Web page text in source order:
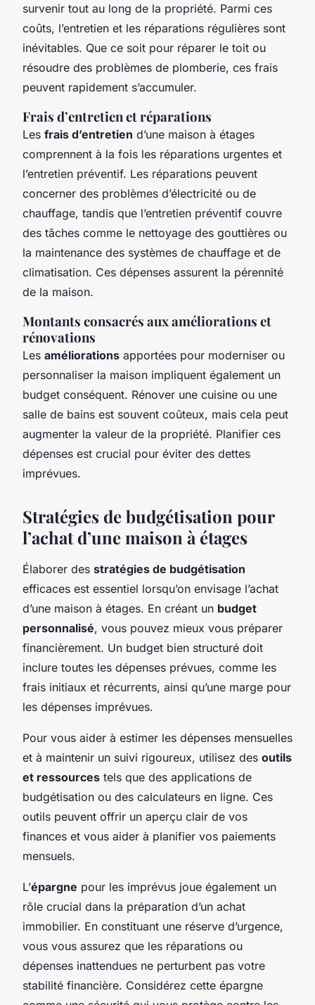
survenir tout au long de la propriété. Parmi ces
coûts, l’entretien et les réparations régulières sont
inévitables. Que ce soit pour réparer le toit ou
résoudre des problèmes de plomberie, ces frais
peuvent rapidement s’accumuler.
Frais d’entretien et réparations
Les frais d’entretien d’une maison à étages
comprennent à la fois les réparations urgentes et
l’entretien préventif. Les réparations peuvent
concerner des problèmes d’électricité ou de
chauffage, tandis que l’entretien préventif couvre
des tâches comme le nettoyage des gouttières ou
la maintenance des systèmes de chauffage et de
climatisation. Ces dépenses assurent la pérennité
de la maison.
Montants consacrés aux améliorations et
rénovations
Les améliorations apportées pour moderniser ou
personnaliser la maison impliquent également un
budget conséquent. Rénover une cuisine ou une
salle de bains est souvent coûteux, mais cela peut
augmenter la valeur de la propriété. Planifier ces
dépenses est crucial pour éviter des dettes
imprévues.
Stratégies de budgétisation pour
l’achat d’une maison à étages
Élaborer des stratégies de budgétisation
efficaces est essentiel lorsqu’on envisage l’achat
d’une maison à étages. En créant un budget
personnalisé, vous pouvez mieux vous préparer
financièrement. Un budget bien structuré doit
inclure toutes les dépenses prévues, comme les
frais initiaux et récurrents, ainsi qu’une marge pour
les dépenses imprévues.
Pour vous aider à estimer les dépenses mensuelles
et à maintenir un suivi rigoureux, utilisez des outils
et ressources tels que des applications de
budgétisation ou des calculateurs en ligne. Ces
outils peuvent offrir un aperçu clair de vos
finances et vous aider à planifier vos paiements
mensuels.
L’épargne pour les imprévus joue également un
rôle crucial dans la préparation d’un achat
immobilier. En constituant une réserve d’urgence,
vous vous assurez que les réparations ou
dépenses inattendues ne perturbent pas votre
stabilité financière. Considérez cette épargne